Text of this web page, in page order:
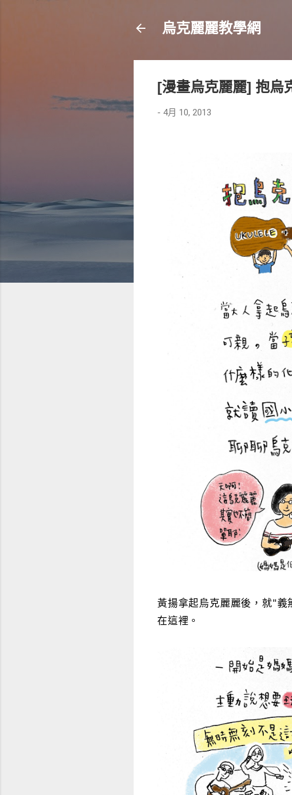
烏克麗麗教學網
[漫畫烏克麗麗] 抱烏
- 4月 10, 2013
黃揚拿起烏克麗麗後，就"
在這裡。